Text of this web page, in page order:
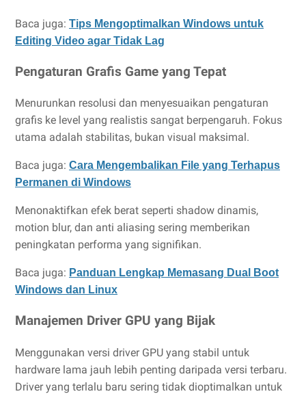
Baca juga: Tips Mengoptimalkan Windows untuk
Editing Video agar Tidak Lag
Pengaturan Grafis Game yang Tepat
Menurunkan resolusi dan menyesuaikan pengaturan
grafis ke level yang realistis sangat berpengaruh. Fokus
utama adalah stabilitas, bukan visual maksimal.
Baca juga: Cara Mengembalikan File yang Terhapus
Permanen di Windows
Menonaktifkan efek berat seperti shadow dinamis,
motion blur, dan anti aliasing sering memberikan
peningkatan performa yang signifikan.
Baca juga: Panduan Lengkap Memasang Dual Boot
Windows dan Linux
Manajemen Driver GPU yang Bijak
Menggunakan versi driver GPU yang stabil untuk
hardware lama jauh lebih penting daripada versi terbaru.
Driver yang terlalu baru sering tidak dioptimalkan untuk